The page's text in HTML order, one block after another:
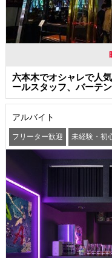
六本木でオシャレで人
ールスタッフ、バーテ
アルバイト
フリーター歓迎 未経験・初
オープニングスタッフ